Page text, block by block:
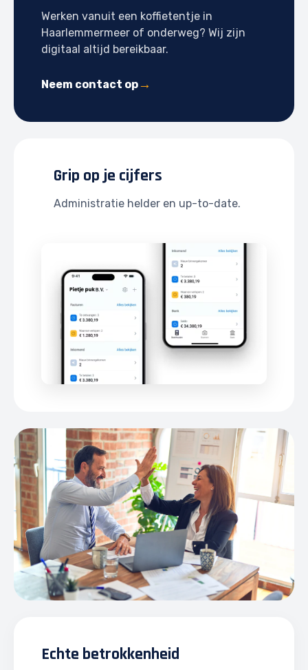
Werken vanuit een koffietentje in
Haarlemmermeer of onderweg? Wij zijn
digitaal altijd bereikbaar.
Neem contact op
Grip op je cijfers
Administratie helder en up-to-date.
Echte betrokkenheid